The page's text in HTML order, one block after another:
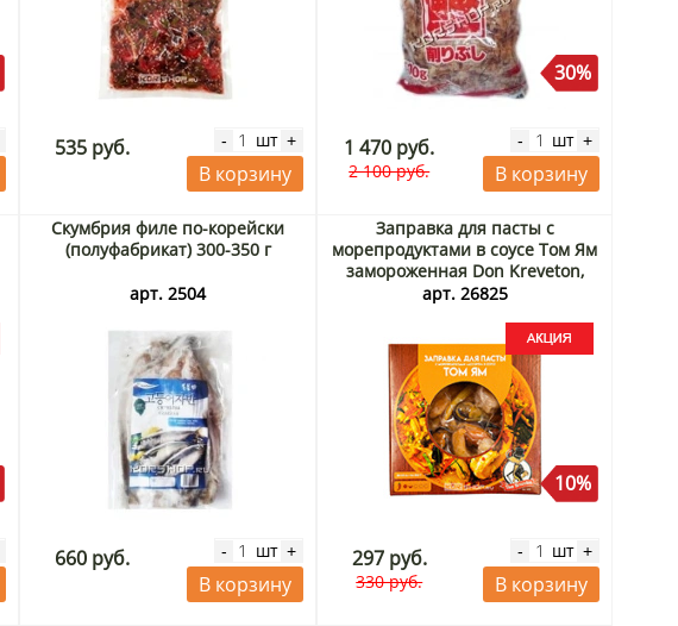
535 руб. - шт +
В корзину
30%
1 470 руб.
2 100 руб.
- шт +
В корзину
Скумбрия филе по-корейски
(полуфабрикат) 300-350 г
арт. 2504
660 руб. - шт +
В корзину
Заправка для пасты с
морепродуктами в соусе Том Ям
замороженная Don Kreveton,
200 г Акция
арт. 26825
10%
297 руб.
330 руб.
- шт +
В корзину